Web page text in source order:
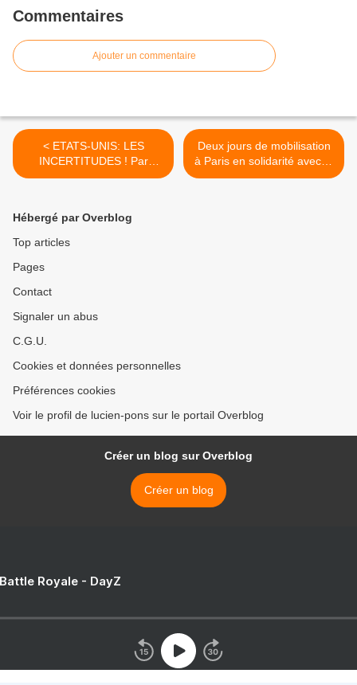
Commentaires
Ajouter un commentaire
< ETATS-UNIS: LES
INCERTITUDES ! Par
Immanuel Wallerstein.
Deux jours de mobilisation
à Paris en solidarité avec la
Syrie (vidéo). >
Hébergé par Overblog
Top articles
Pages
Contact
Signaler un abus
C.G.U.
Cookies et données personnelles
Préférences cookies
Voir le profil de lucien-pons sur le portail Overblog
Créer un blog sur Overblog
Créer un blog
Royale - DayZ